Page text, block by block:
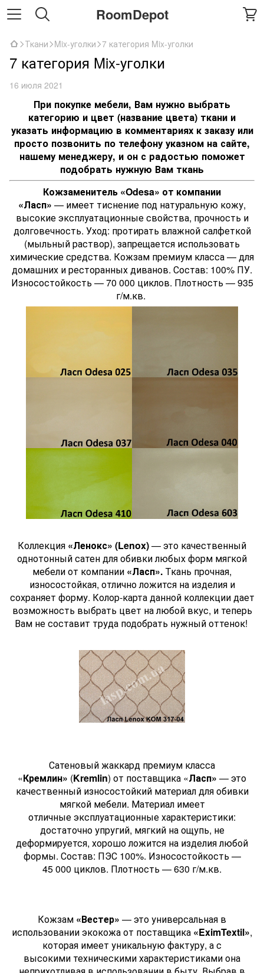
RoomDepot
Ткани Mix-уголки 7 категория Mix-уголки
7 категория Mix-уголки
16 июля 2021
При покупке мебели, Вам нужно выбрать
категорию и цвет (название цвета) ткани и
указать информацию в комментариях к заказу или
просто позвонить по телефону указном на сайте,
нашему менеджеру, и он с радостью поможет
подобрать нужную Вам ткань
Кожзаменитель «Odesa» от компании
«Ласп» — имеет тиснение под натуральную кожу,
высокие эксплуатационные свойства, прочность и
долговечность. Уход: протирать влажной салфеткой
(мыльный раствор), запрещается использовать
химические средства. Кожзам премиум класса — для
домашних и ресторанных диванов. Состав: 100% ПУ.
Износостойкость — 70 000 циклов. Плотность — 935
г/м.кв.
Коллекция «Ленокс» (Lenox)— это качественный
однотонный сатен для обивки любых форм мягкой
мебели от компании «Ласп». Ткань прочная,
износостойкая, отлично ложится на изделия и
сохраняет форму. Колор-карта данной коллекции дает
возможность выбрать цвет на любой вкус, и теперь
Вам не составит труда подобрать нужный оттенок!
Сатеновый жаккард премиум класса
«Кремлин» (Kremlin) от поставщика «Ласп» — это
качественный износостойкий материал для обивки
мягкой мебели. Материал имеет
отличные эксплуатационные характеристики:
достаточно упругий, мягкий на ощупь, не
деформируется, хорошо ложится на изделия любой
формы. Состав: ПЭС 100%. Износостойкость —
45 000 циклов. Плотность — 630 г/м.кв.
Кожзам «Вестер» — это универсальная в
использовании экокожа от поставщика «EximTextil»,
которая имеет уникальную фактуру, а с
высокими техническими характеристиками она